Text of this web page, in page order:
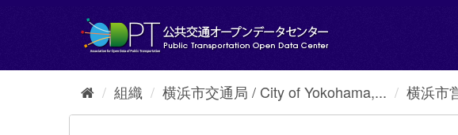
し
組織 横浜市交通局 / City of Yokohama,... 横浜市